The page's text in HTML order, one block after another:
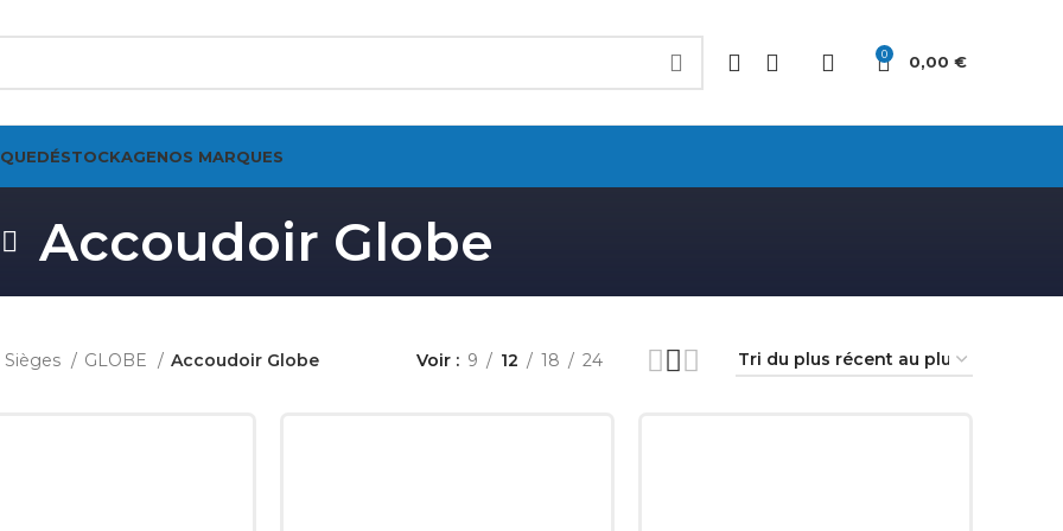
0 0,00 €
DÉSTOCKAGENOS MARQUES
Accoudoir Globe
Sièges GLOBE Accoudoir Globe Voir 9 12 18 24